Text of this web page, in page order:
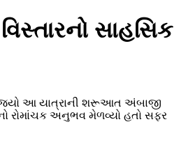
સાહસિક
આ યાત્રાની શરૂઆત અંબાજી
રોમાંચક અનુભવ મેળવ્યો હતો સફર